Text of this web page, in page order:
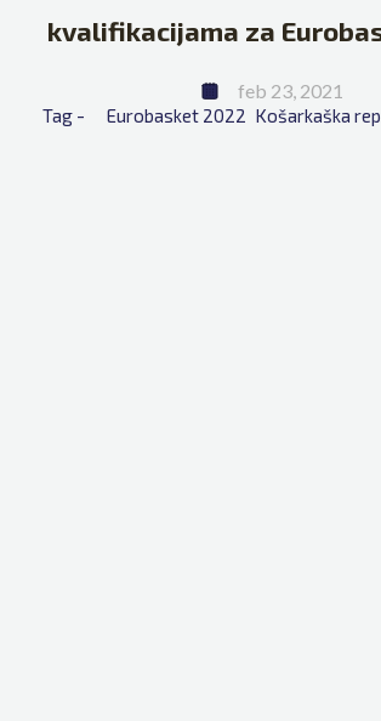
kvalifikacijama za
feb 23, 2021
Tag - Eurobasket 2022 Košarkaška